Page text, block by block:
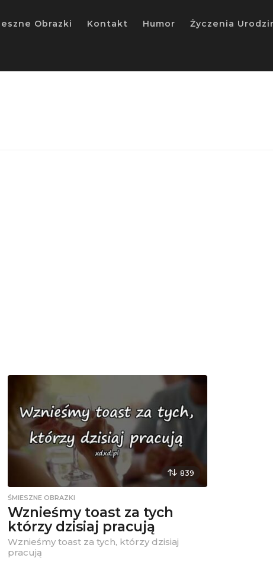
Obrazki Kontakt Humor Życzenia
839
ŚMIESZNE OBRAZKI
Wznieśmy toast za tych
którzy dzisiaj pracują
Wznieśmy toast za tych, którzy dzisiaj
pracują